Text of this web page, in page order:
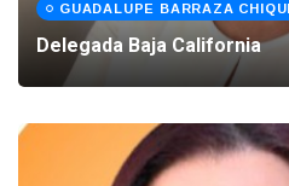
GUADALUPE BARRAZA
Delegada Baja California